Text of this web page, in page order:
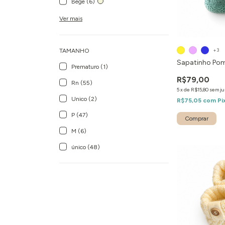
Bege (6)
Ver mais
TAMANHO
Prematuro (1)
Rn (55)
Unico (2)
P (47)
M (6)
único (48)
Sapatinho
R$79,00
5xde R$15,80 sem
R$75,05 com
+3
Comprar